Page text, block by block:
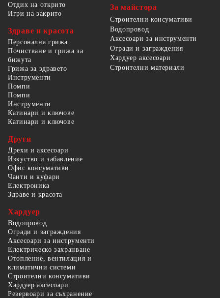
Отдих на открито
Игри на закрито
Здраве и красота
Персонална грижа
Почистване и грижа за
бижута
Грижа за здравето
За майстора
Строителни консумативи
Водопровод
Аксесоари за инструменти
Огради и заграждения
Хардуер аксесоари
Строителни материали
Инструменти
Помпи
Помпи
Инструменти
Катинари и ключове
Катинари и ключове
Други
Дрехи и аксесоари
Изкуство и забавление
Офис консумативи
Чанти и куфари
Електроника
Здраве и красота
Хардуер
Водопровод
Огради и заграждения
Аксесоари за инструменти
Електрическо захранване
Отопление, вентилация и
климатични системи
Строителни консумативи
Хардуер аксесоари
Резервоари за съхранение